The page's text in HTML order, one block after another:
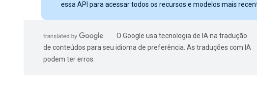
essa API para acessar todos os recursos e modelos mais
O Google usa tecnologia de IA na tradução
de conteúdos para seu idioma de preferência. As traduções com IA
podem ter erros.